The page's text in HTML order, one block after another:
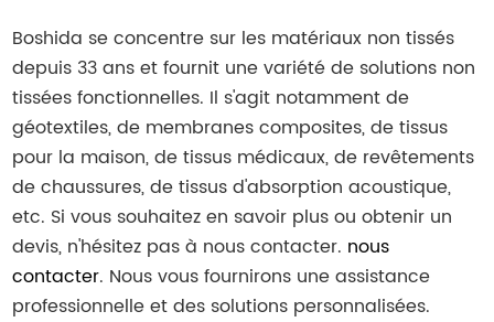
Boshida se concentre sur les matériaux non tissés
depuis 33 ans et fournit une variété de solutions non
tissées fonctionnelles. Il s'agit notamment de
géotextiles, de membranes composites, de tissus
pour la maison, de tissus médicaux, de revêtements
de chaussures, de tissus d'absorption acoustique,
etc. Si vous souhaitez en savoir plus ou obtenir un
devis, n'hésitez pas à nous contacter. nous
contacter. Nous vous fournirons une assistance
professionnelle et des solutions personnalisées.